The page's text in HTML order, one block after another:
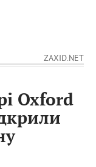
ZAXID.NET
Oxford